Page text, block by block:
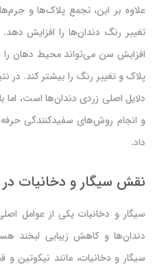
علاوه بر این، تجمع پلاک‌ها و
تغییر رنگ دندان‌ها را افزایش
افزایش سن می‌تواند محیط دهان
پلاک و تغییر رنگ را بیشتر کند. در
دلایل اصلی زردی دندان‌ها است،
و انجام روش‌های سفیدکنندگی
داد.
نقش سیگار و دخانیات در
سیگار و دخانیات یکی از عوامل
دندان‌ها و کاهش زیبایی لبخند
سیگار و دخانیات، مانند نیکوتین